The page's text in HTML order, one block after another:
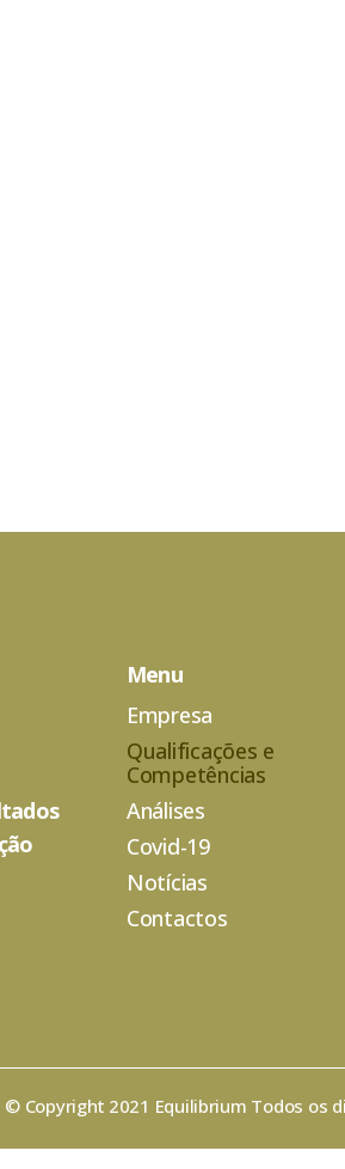
Menu
Empresa
Qualificações e
Competências
Análises
Covid-19
Notícias
Contactos
© Copyright 2021 Equilibrium Todos os